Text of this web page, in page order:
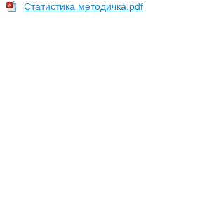
Статистика методичка.pdf